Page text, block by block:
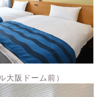
大阪ドーム前）